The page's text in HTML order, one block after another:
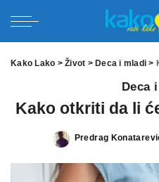
Kako Lako >Život > Deca i mladi >
Deca
Kako otkriti da li
Posted
Predrag